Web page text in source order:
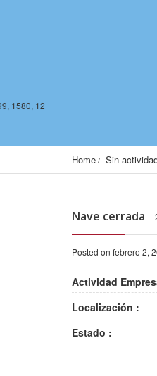
1580, 12
Home Sin
Nave cerrada
Posted on febrero 2,
Actividad
Localización :
Estado :